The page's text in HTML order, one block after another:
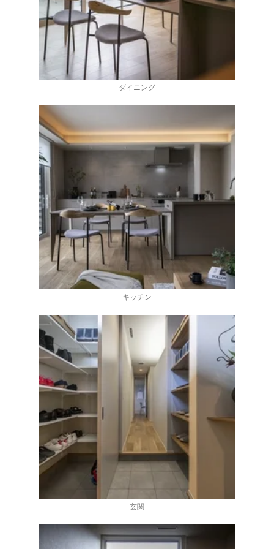
ダイニング
キッチン
玄関